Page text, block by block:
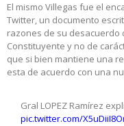
El mismo Villegas fue el
Twitter, un documento
razones de su desacuerdo
Constituyente y no de
que si bien mantiene una
esta de acuerdo con una
Gral LOPEZ Ramírez
pic.twitter.com/